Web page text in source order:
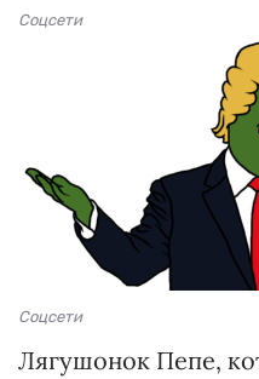
Соцсети
Соцсети
Лягушонок Пепе,